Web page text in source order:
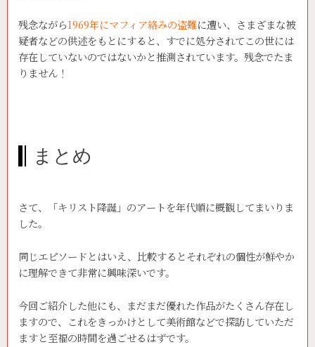
残念ながら1969年にマフィア絡みの盗難に遭い、さまざまな被
疑者などの供述をもとにすると、すでに処分されてこの世には
存在していないのではないかと推測されています。残念でたま
りません！
まとめ
さて、「キリスト降誕」のアートを年代順に概観してまいりま
した。
同じエピソードとはいえ、比較するとそれぞれの個性が鮮やか
に理解できて非常に興味深いです。
今回ご紹介した他にも、まだまだ優れた作品がたくさん存在し
ますので、これをきっかけとして美術館などで探訪していただ
ますと至福の時間を過ごせるはずです。